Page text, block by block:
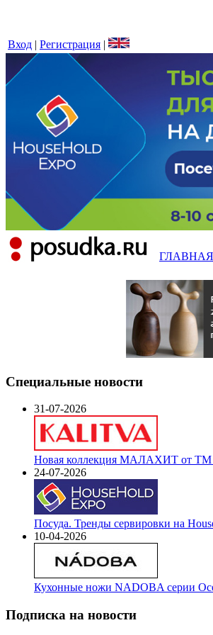
Вход | Регистрация |
ГЛАВНАЯ
Специальные новости
31-07-2026
Новая коллекция МАЛАХИТ от ТМ
24-07-2026
Посуда. Тренды сервировки на
10-04-2026
Кухонные ножи NADOBA серии
Подписка на новости